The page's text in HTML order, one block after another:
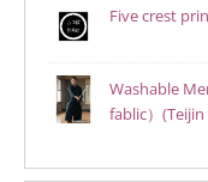
Five crest
Washable
fablic）(Teijin